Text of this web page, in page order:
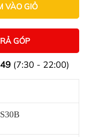
VÀO GIỎ
GÓP
(7:30 - 22:00)